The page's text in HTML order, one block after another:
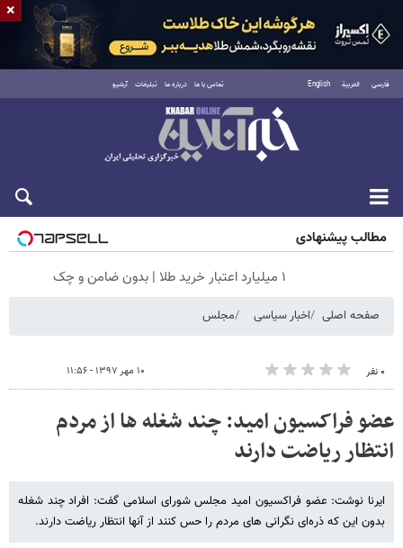
فارسی العربية English تماس با ما درباره ما تبلیغات آرشیو
جمعه ۱۶ مرداد ۱۴۰۵
مطالب پیشنهادی
۱ میلیارد اعتبار خرید طلا | بدون ضامن و چک
صفحه اصلی اخبار سیاسی مجلس
۰ نفر ۱۰ مهر ۱۳۹۷ - ۱۱:۵۶
عضو فراکسیون امید: چند شغله ها از مردم
انتظار ریاضت دارند
ایرنا نوشت: عضو فراکسیون امید مجلس شورای اسلامی گفت: افراد چند شغله
بدون این که ذره‌ای نگرانی های مردم را حس کنند از آنها انتظار ریاضت دارند.
×